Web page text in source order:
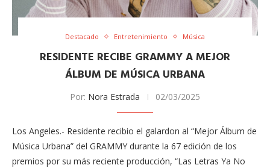
Destacado Entretenimiento Música
RESIDENTE RECIBE GRAMMY A MEJOR
ÁLBUM DE MÚSICA URBANA
Por: Nora Estrada 02/03/2025
Los Angeles.- Residente recibio el galardon al “Mejor Álbum de
Música Urbana” del GRAMMY durante la 67 edición de los
premios por su más reciente producción, “Las Letras Ya No